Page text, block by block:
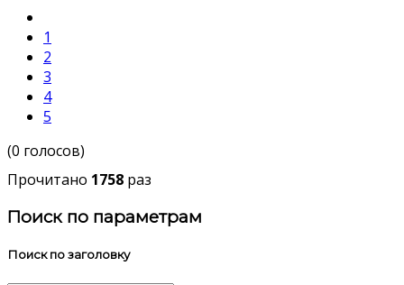
1
2
3
4
5
(0 голосов)
Прочитано 1758 раз
Поиск по параметрам
Поиск по заголовку